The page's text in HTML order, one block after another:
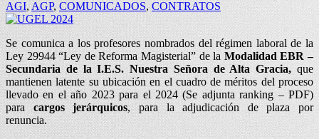
AGI,AGP,COMUNICADOS,CONTRATOS
Se comunica a los profesores nombrados del régimen laboral de la
Ley 29944 “Ley de Reforma Magisterial” de la Modalidad EBR –
Secundaria de la I.E.S. Nuestra Señora de Alta Gracia, que
mantienen latente su ubicación en el cuadro de méritos del proceso
llevado en el año 2023 para el 2024 (Se adjunta ranking – PDF)
para cargos jerárquicos, para la adjudicación de plaza por
renuncia.